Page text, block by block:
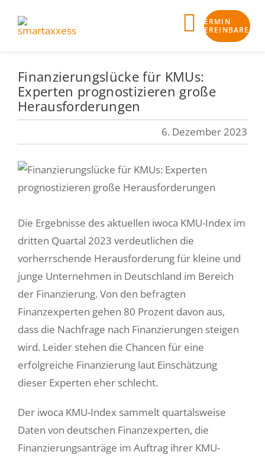
Toggle
Business-Check
Klarheit
Bankfähigkeit
Finanzierung
Aktuelles
Über uns
Login smartakte
TERMIN
VEREINBAREN
Finanzierungslücke für KMUs:
Experten prognostizieren große
Herausforderungen
6. Dezember 2023
Die Ergebnisse des aktuellen iwoca KMU-Index im
dritten Quartal 2023 verdeutlichen die
vorherrschende Herausforderung für kleine und
junge Unternehmen in Deutschland im Bereich
der Finanzierung. Von den befragten
Finanzexperten gehen 80 Prozent davon aus,
dass die Nachfrage nach Finanzierungen steigen
wird. Leider stehen die Chancen für eine
erfolgreiche Finanzierung laut Einschätzung
dieser Experten eher schlecht.
Der iwoca KMU-Index sammelt quartalsweise
Daten von deutschen Finanzexperten, die
Finanzierungsanträge im Auftrag ihrer KMU-